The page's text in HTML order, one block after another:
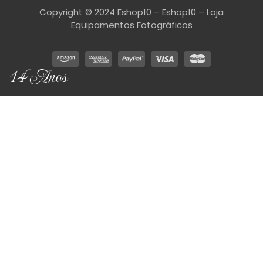
Copyright © 2024 Eshop10 – Eshop10 – Loja
Equipamentos Fotográficos
14 Anos